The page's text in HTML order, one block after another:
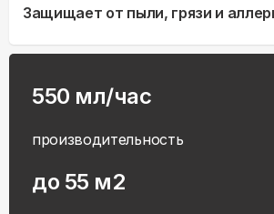
Защищает от пыли, грязи и
550 мл/час
производительность
до 55 м2